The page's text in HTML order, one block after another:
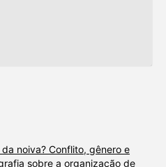
da noiva? Conflito, gênero e
sobre a organização de